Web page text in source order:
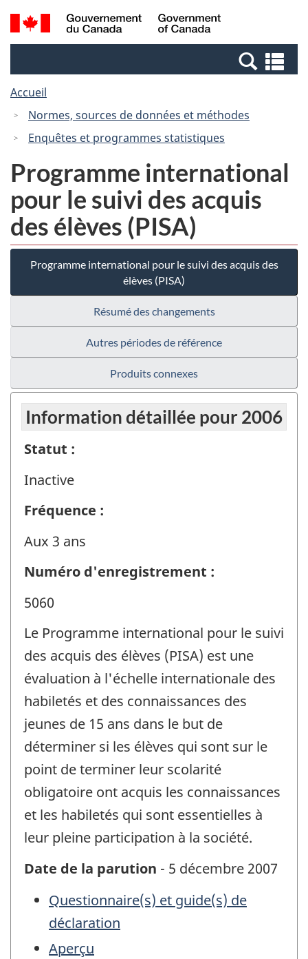
Passer
au
Passer
à
Canada
Recherche
et
et
Accueil
Normes, sources de données et méthodes
Enquêtes et programmes statistiques
Programme international
pour le suivi des acquis
des élèves (PISA)
Programme international pour le suivi des acquis des
élèves (PISA)
Résumé des changements
Autres périodes de référence
Produits connexes
Information détaillée pour 2006
Statut :
Inactive
Fréquence :
Aux 3 ans
Numéro d'enregistrement :
5060
Le Programme international pour le suivi
des acquis des élèves (PISA) est une
évaluation à l'échelle internationale des
habiletés et des connaissances des
jeunes de 15 ans dans le but de
déterminer si les élèves qui sont sur le
point de terminer leur scolarité
obligatoire ont acquis les connaissances
et les habiletés qui sont essentielles à
leur pleine participation à la société.
Date de la parution - 5 décembre 2007
Questionnaire(s) et guide(s) de
déclaration
Aperçu